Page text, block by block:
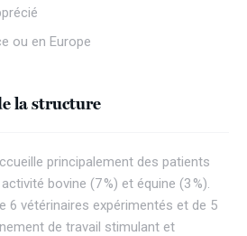
ou en Europe
la structure
principalement des patients
bovine (7 %) et équine (3 %).
6 vétérinaires expérimentés et de 5
de travail stimulant et